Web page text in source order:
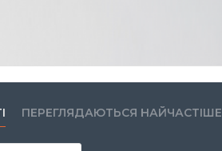
ПЕРЕГЛЯДАЮТЬСЯ НАЙЧАСТІШЕ